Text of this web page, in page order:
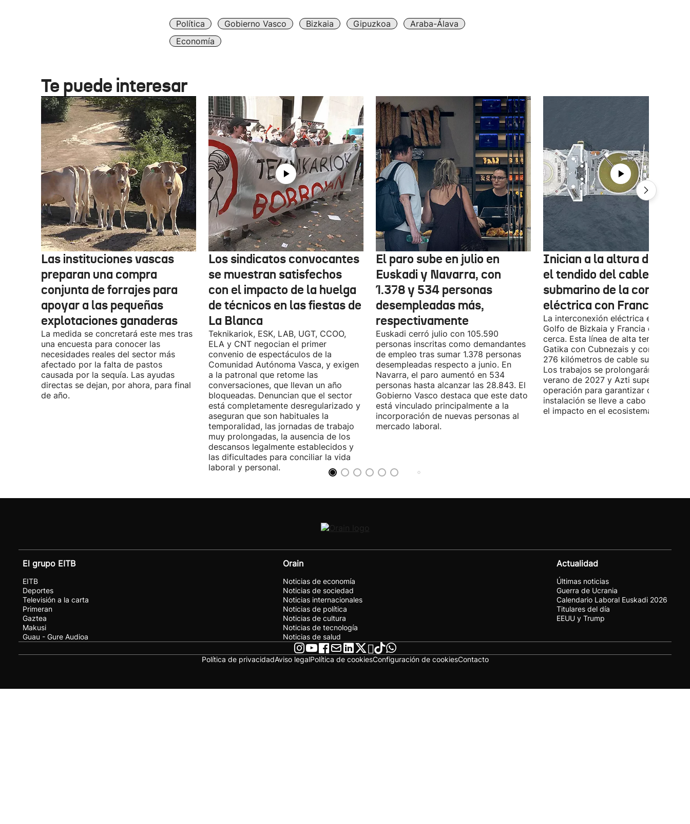
Política Gobierno Vasco Bizkaia Gipuzkoa
Araba-Álava
Economía
Te puede interesar
Las instituciones vascas
preparan una compra
conjunta de forrajes para
apoyar a las pequeñas
explotaciones ganaderas
La medida se concretará este mes tras
una encuesta para conocer las
necesidades reales del sector más
afectado por la falta de pastos
causada por la sequía. Las ayudas
directas se dejan, por ahora, para final
de año.
Los sindicatos convocantes
se muestran satisfechos
con el impacto de la huelga
de técnicos en las fiestas de
La Blanca
Teknikariok, ESK, LAB, UGT, CCOO,
ELA y CNT negocian el primer
convenio de espectáculos de la
Comunidad Autónoma Vasca, y exigen
a la patronal que retome las
conversaciones, que llevan un año
bloqueadas. Denuncian que el sector
está completamente desregularizado y
aseguran que son habituales la
temporalidad, las jornadas de trabajo
muy prolongadas, la ausencia de los
descansos legalmente establecidos y
las dificultades para conciliar la vida
laboral y personal.
El paro sube en julio en
Euskadi y Navarra, con
1.378 y 534 personas
desempleadas más,
respectivamente
Euskadi cerró julio con 105.590
personas inscritas como demandantes
de empleo tras sumar 1.378 personas
desempleadas respecto a junio. En
Navarra, el paro aumentó en 534
personas hasta alcanzar las 28.843. El
Gobierno Vasco destaca que este dato
está vinculado principalmente a la
incorporación de nuevas personas al
mercado laboral.
Inician a la altura de
el tendido del cable
submarino de la conexión
eléctrica con Francia
La interconexión eléctrica entre el
Golfo de Bizkaia y Francia está más
cerca. Esta línea de alta tensión unirá
Gatika con Cubnezais y contará con
276 kilómetros de cable submarino.
Los trabajos se prolongarán hasta
verano de 2027 y Azti supervisará la
operación para garantizar que la
instalación se lleve a cabo
el impacto en el ecosistema marino.
El grupo EITB
EITB
Deportes
Televisión a la carta
Primeran
Gaztea
Makusi
Guau - Gure Audioa
Orain
Noticias de economía
Noticias de sociedad
Noticias internacionales
Noticias de política
Noticias de cultura
Noticias de tecnología
Noticias de salud
Actualidad
Últimas noticias
Guerra de Ucrania
Calendario Laboral Euskadi 2026
Titulares del día
EEUU y Trump
Política de privacidadAviso legalPolítica de cookiesConfiguración de cookiesContacto